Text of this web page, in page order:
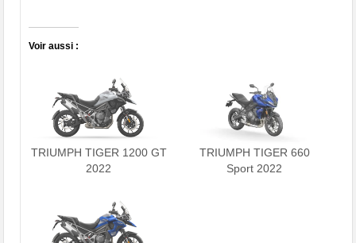
Voir aussi :
TRIUMPH TIGER 1200 GT
2022
TRIUMPH TIGER 660
Sport 2022